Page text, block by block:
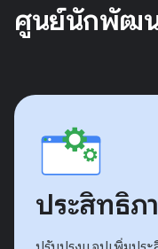
ศูนย์นักพัฒ
ประสิทธิภ